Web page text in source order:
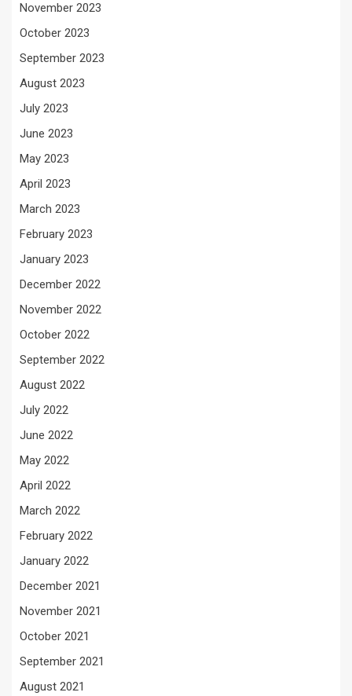
November 2023
October 2023
September 2023
August 2023
July 2023
June 2023
May 2023
April 2023
March 2023
February 2023
January 2023
December 2022
November 2022
October 2022
September 2022
August 2022
July 2022
June 2022
May 2022
April 2022
March 2022
February 2022
January 2022
December 2021
November 2021
October 2021
September 2021
August 2021